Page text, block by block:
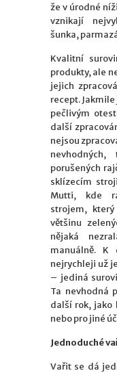
že v úrodné
vznikají
šunka,
Kvalitní
produkty, ale
jejich
recept.
pečlivým
další
nejsou
porušených
sklízecím
Mutti, kde
strojem,
většinu
nějaká
manuálně. K
nejrychleji už
– jediná
Ta nevhodná
další rok, jako
nebo pro jiné
Jednoduché
Vařit se dá